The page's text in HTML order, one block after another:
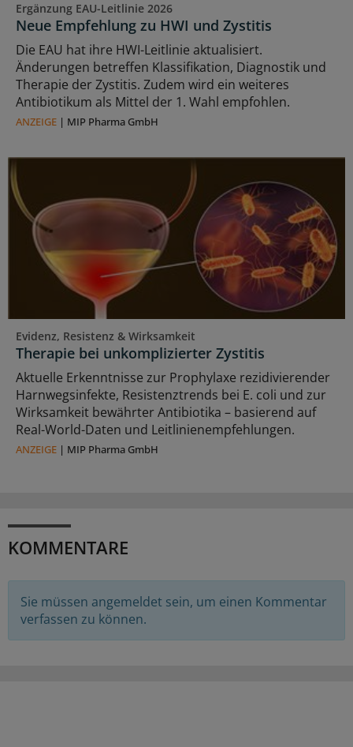
Ergänzung EAU-Leitlinie 2026
Neue Empfehlung zu HWI und Zystitis
Die EAU hat ihre HWI-Leitlinie aktualisiert.
Änderungen betreffen Klassifikation, Diagnostik und
Therapie der Zystitis. Zudem wird ein weiteres
Antibiotikum als Mittel der 1. Wahl empfohlen.
ANZEIGE | MIP Pharma GmbH
Evidenz, Resistenz & Wirksamkeit
Therapie bei unkomplizierter Zystitis
Aktuelle Erkenntnisse zur Prophylaxe rezidivierender
Harnwegsinfekte, Resistenztrends bei E. coli und zur
Wirksamkeit bewährter Antibiotika – basierend auf
Real-World-Daten und Leitlinienempfehlungen.
ANZEIGE | MIP Pharma GmbH
KOMMENTARE
Sie müssen angemeldet sein, um einen Kommentar
verfassen zu können.